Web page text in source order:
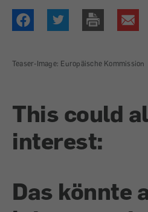
Teaser-Image: Europäische Kommission
This could
interest:
Das könnte